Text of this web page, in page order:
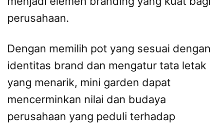
perusahaan.
Dengan memilih pot yang sesuai dengan
identitas brand dan mengatur tata letak
yang menarik, mini garden dapat
mencerminkan nilai dan budaya
perusahaan yang peduli terhadap